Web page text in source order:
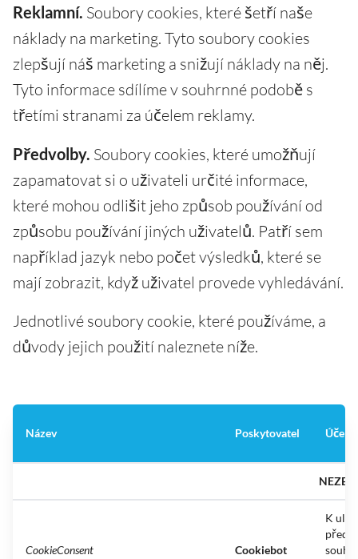
Reklamní. Soubory cookies, které šetří naše
náklady na marketing. Tyto soubory cookies
zlepšují náš marketing a snižují náklady na něj.
Tyto informace sdílíme v souhrnné podobě s
třetími stranami za účelem reklamy.
Předvolby. Soubory cookies, které umožňují
zapamatovat si o uživateli určité informace,
které mohou odlišit jeho způsob používání od
způsobu používání jiných uživatelů. Patří sem
například jazyk nebo počet výsledků, které se
mají zobrazit, když uživatel provede vyhledávání.
Jednotlivé soubory cookie, které používáme, a
důvody jejich použití naleznete níže.
Název Poskytovatel Účel
CookieConsent Cookiebot
K